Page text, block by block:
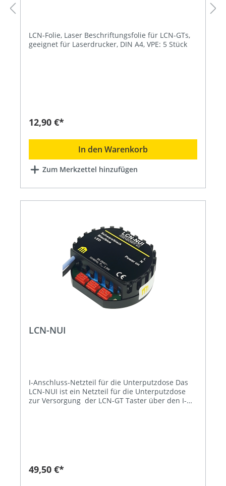
LCN-Folie, Laser Beschriftungsfolie für LCN-GTs,
geeignet für Laserdrucker, DIN A4, VPE: 5 Stück
12,90 €*
In den Warenkorb
Zum Merkzettel hinzufügen
LCN-NUI
I-Anschluss-Netzteil für die Unterputzdose Das
LCN-NUI ist ein Netzteil für die Unterputzdose
zur Versorgung der LCN-GT Taster über den I-
intelligenten Moduls zu
versorgen.Anwendungsgebiete: Bei Verwendung
49,50 €*